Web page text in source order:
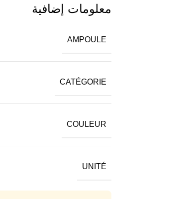
معلومات إضافية
AMPOULE
CATÉGORIE
COULEUR
UNITÉ